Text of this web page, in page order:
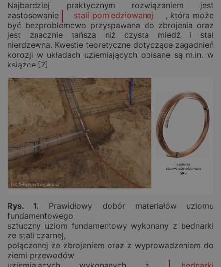
Najbardziej praktycznym rozwiązaniem jest
zastosowanie
stali pomiedziowanej
, która może
być bezproblemowo przyspawana do zbrojenia oraz
jest znacznie tańsza niż czysta miedź i stal
nierdzewna. Kwestie teoretyczne dotyczące zagadnień
korozji w układach uziemiających opisane są m.in. w
książce [7].
Rys. 1. Prawidłowy dobór materiałów uziomu
fundamentowego:
sztuczny uziom fundamentowy wykonany z bednarki
ze stali czarnej,
połączonej ze zbrojeniem oraz z wyprowadzeniem do
ziemi przewodów